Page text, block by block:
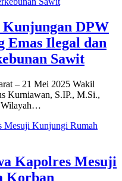
DPW
Emas Ilegal dan
Sawit
– 21 Mei 2025 Wakil
Kurniawan, S.IP., M.Si.,
Wilayah…
Kapolres Mesuji
Korban